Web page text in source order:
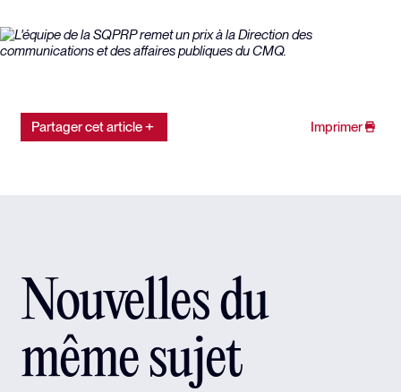
Partager cet article Imprimer
Nouvelles du
même sujet